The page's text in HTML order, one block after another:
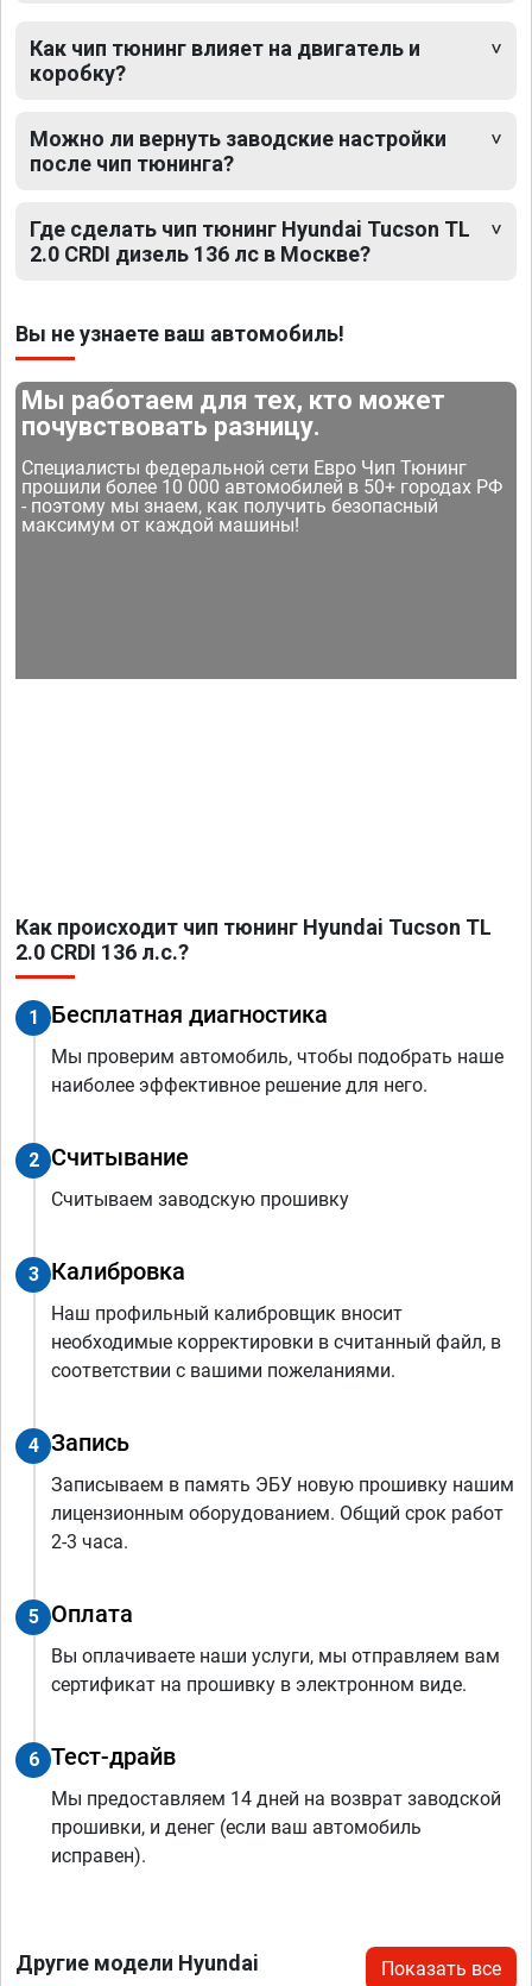
Как чип тюнинг влияет на двигатель и
коробку?
Можно ли вернуть заводские настройки
после чип тюнинга?
Где сделать чип тюнинг Hyundai Tucson TL
2.0 CRDI дизель 136 лс в Москве?
Вы не узнаете ваш автомобиль!
Мы работаем для тех, кто может
почувствовать разницу.
Специалисты федеральной сети Евро Чип Тюнинг
прошили более 10 000 автомобилей в 50+ городах РФ
- поэтому мы знаем, как получить безопасный
максимум от каждой машины!
Как происходит чип тюнинг Hyundai Tucson TL
2.0 CRDI 136 л.с.?
1 Бесплатная диагностика
Мы проверим автомобиль, чтобы подобрать наше
наиболее эффективное решение для него.
2 Считывание
Считываем заводскую прошивку
3 Калибровка
Наш профильный калибровщик вносит
необходимые корректировки в считанный файл, в
соответствии с вашими пожеланиями.
4 Запись
Записываем в память ЭБУ новую прошивку нашим
лицензионным оборудованием. Общий срок работ
2-3 часа.
5 Оплата
Вы оплачиваете наши услуги, мы отправляем вам
сертификат на прошивку в электронном виде.
6 Тест-драйв
Мы предоставляем 14 дней на возврат заводской
прошивки, и денег (если ваш автомобиль
исправен).
Другие модели Hyundai Показать все